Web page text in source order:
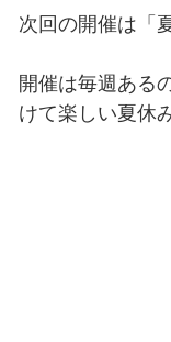
次回の開催は「
開催は毎週ある
けて楽しい夏休